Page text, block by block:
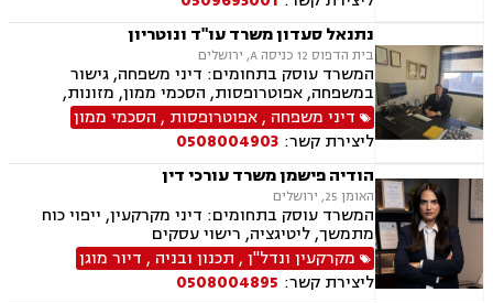
נתנאל סעדון משרד עו"ד ונוטריון
בית הדפוס 12 כניסה A, ירושלים
המשרד עוסק בתחומים: דיני משפחה, גישור
במשפחה, אפוטרופסות, הסכמי ממון, מזונות,
משמורת, גירושין, טוען רבני, חלוקת רכוש, מעמד
אישי, תיאום הורי, זמני שהות, ניכור הורי, עסקאות
מתנה, ידועים בציבור, ירושות וצוואות, נוטריון, ייפוי
כוח מתמשך, הוצאה לפועל, חדלות פירעון, תביעות
מסחריות, דיני חוזים, מקרקעין ונדל"ן, עסקאות מכר
דירה, עסקאות מכר יד שניה מקבלן, משפט מסחרי,
דיני חברות, ליטיגציה מסחרית ונדל"נית, דיני
עמותות
דיני משפחה ,אפוטרופסות , הסכמי ממון
ליצירת קשר: 0508004903
הודיה פישמן משרד עורכי דין
האומן 25, ירושלים
המשרד עוסק בתחומים: דיני מקרקעין, ייפוי כוח
מתמשך, ליטיגציה, רישוי עסקים
מקרקעין ונדל"ן, תכנון ובניה , דיור מוגן
ליצירת קשר: 0508004895